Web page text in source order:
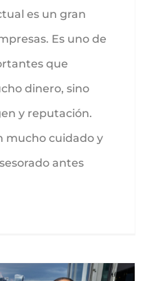
es un gran
Es uno de
que
dinero, sino
y reputación.
mucho cuidado y
antes